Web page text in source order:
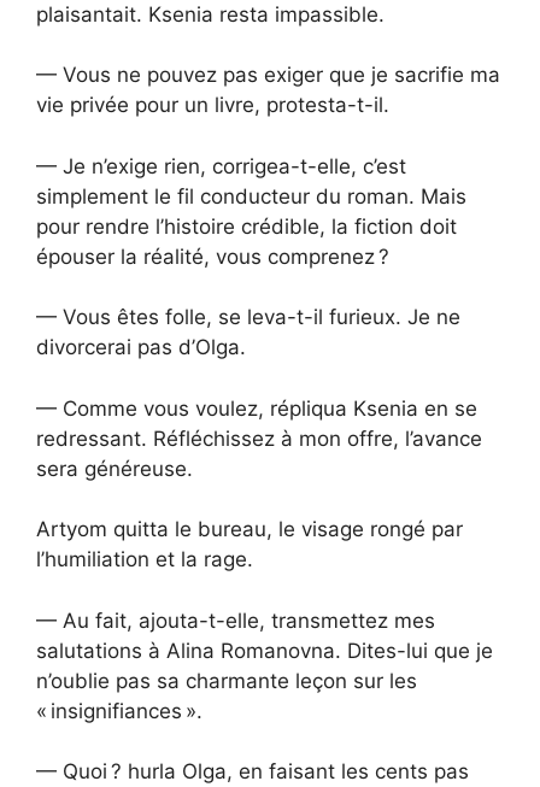
plaisantait. Ksenia resta impassible.
— Vous ne pouvez pas exiger que je sacrifie ma
vie privée pour un livre, protesta-t-il.
— Je n’exige rien, corrigea-t-elle, c’est
simplement le fil conducteur du roman. Mais
pour rendre l’histoire crédible, la fiction doit
épouser la réalité, vous comprenez ?
— Vous êtes folle, se leva-t-il furieux. Je ne
divorcerai pas d’Olga.
— Comme vous voulez, répliqua Ksenia en se
redressant. Réfléchissez à mon offre, l’avance
sera généreuse.
Artyom quitta le bureau, le visage rongé par
l’humiliation et la rage.
— Au fait, ajouta-t-elle, transmettez mes
salutations à Alina Romanovna. Dites-lui que je
n’oublie pas sa charmante leçon sur les
« insignifiances ».
— Quoi ? hurla Olga, en faisant les cents pas